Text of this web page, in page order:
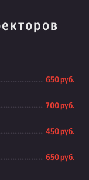
650 руб.
700 руб.
450 руб.
650 руб.